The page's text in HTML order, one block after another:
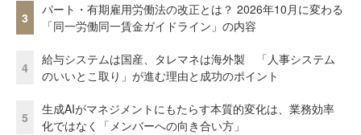
3
パート・有期雇用労働法の改正とは？ 2026年10月に変わる
「同一労働同一賃金ガイドライン」の内容
4
給与システムは国産、タレマネは海外製 「人事システム
のいいとこ取り」が進む理由と成功のポイント
5
生成AIがマネジメントにもたらす本質的変化は、業務効率
化ではなく「メンバーへの向き合い方」